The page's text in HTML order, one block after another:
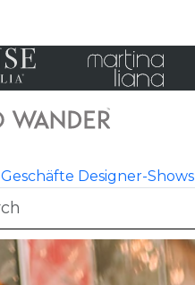
Geschäfte Designer-Shows